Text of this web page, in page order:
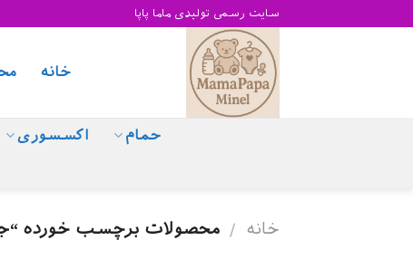
سایت رسمی تولیدی ماما پاپا
خانه
حمام اکسسوری
خانه / محصولات برچسب خورده